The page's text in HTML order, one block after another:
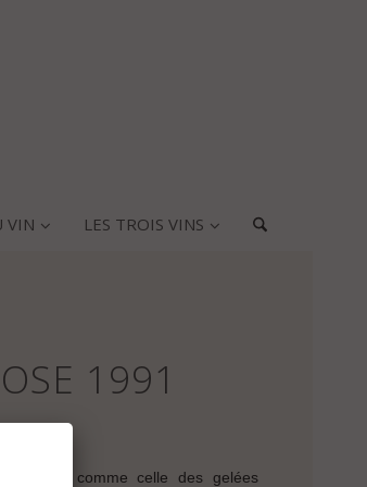
VIN LES TROIS VINS
1991
comme celle des gelées